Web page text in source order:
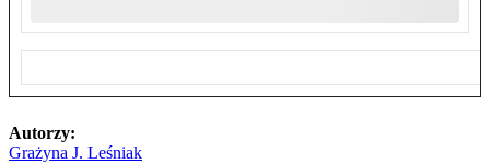
Autorzy:
Grażyna J. Leśniak